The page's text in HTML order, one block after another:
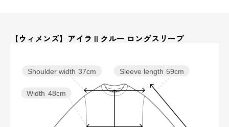
【ウィメンズ】アイラ II クルー ロングスリーブ
Sleeve length 59cm
Width 48cm
Shoulder width 37cm